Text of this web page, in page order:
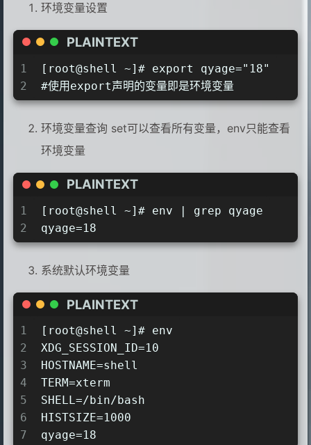
13
14
15
16
17
18
20
22
23
24
25
26
[root@shell ~]# echo $age      ---已定
#两个没办法辨认
[root@shell ~]# set -u        ---调用为声
[root@shell ~]# echo $add
-bash: add: unbound variable
[root@shell ~]# echo $add
123
#删除变量  不需要加$add
[root@shell ~]# echo $add
[root@shell ~]# unset add
[root@shell ~]# echo $add
环境变量设置
PLAINTEXT
1
2
[root@shell ~]# export qyage="18"
#使用export声明的变量即是环境变量
环境变量查询 set可以查看所有变量，env只能查看
环境变量
PLAINTEXT
1
2
[root@shell ~]# env | grep qyage
qyage=18
系统默认环境变量
PLAINTEXT
1
2
3
4
5
6
7
[root@shell ~]# env
XDG_SESSION_ID=10
HOSTNAME=shell
TERM=xterm
SHELL=/bin/bash
HISTSIZE=1000
qyage=18